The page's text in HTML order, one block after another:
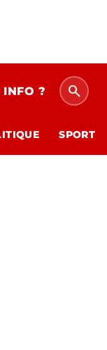
INFO ? search
SPORT